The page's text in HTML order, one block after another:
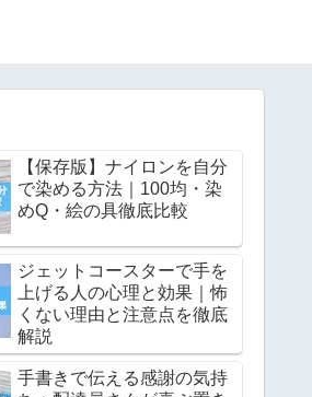
【保存版】ナイロンを自分
で染める方法｜100均・染
めQ・絵の具徹底比較
ジェットコースターで手を
上げる人の心理と効果｜怖
くない理由と注意点を徹底
解説
手書きで伝える感謝の気持